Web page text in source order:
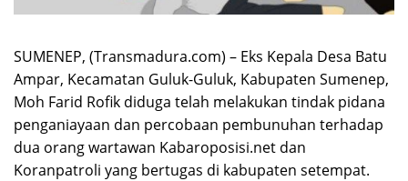
SUMENEP, (Transmadura.com) – Eks Kepala Desa Batu
Ampar, Kecamatan Guluk-Guluk, Kabupaten Sumenep,
Moh Farid Rofik diduga telah melakukan tindak pidana
penganiayaan dan percobaan pembunuhan terhadap
dua orang wartawan Kabaroposisi.net dan
Koranpatroli yang bertugas di kabupaten setempat.